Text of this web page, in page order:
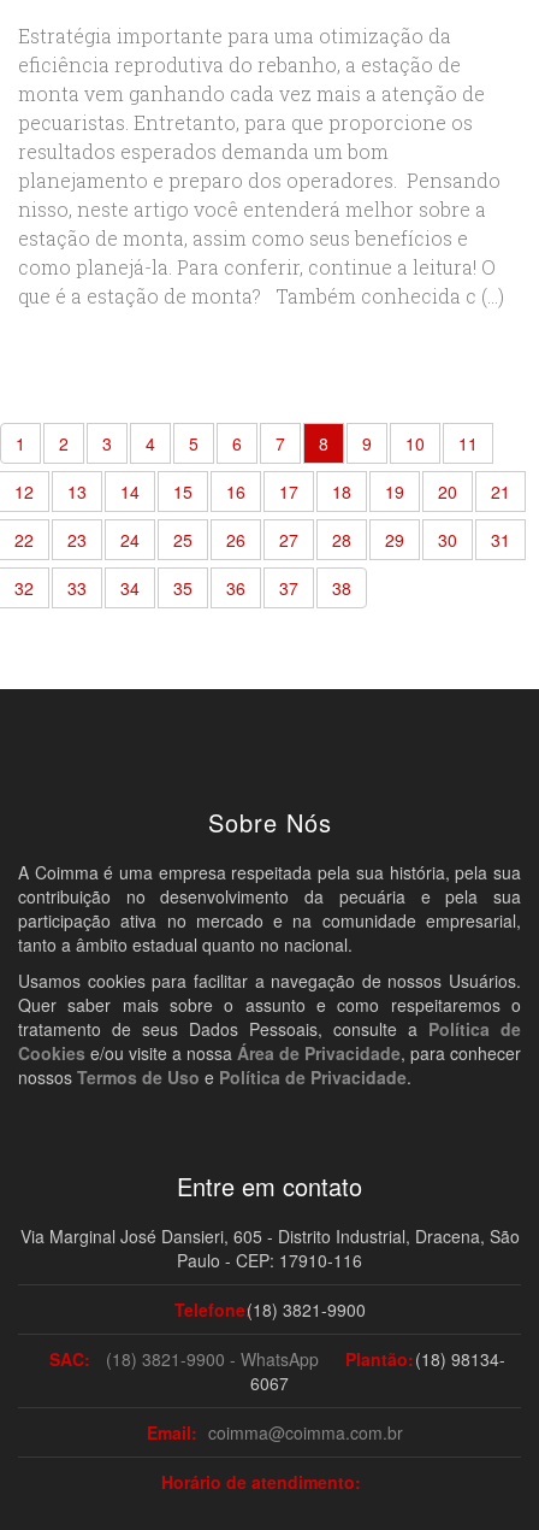
Estratégia importante para uma otimização da
eficiência reprodutiva do rebanho, a estação de
monta vem ganhando cada vez mais a atenção de
pecuaristas. Entretanto, para que proporcione os
resultados esperados demanda um bom
planejamento e preparo dos operadores. Pensando
nisso, neste artigo você entenderá melhor sobre a
estação de monta, assim como seus benefícios e
como planejá-la. Para conferir, continue a leitura! O
que é a estação de monta? Também conhecida c (...)
1 2 3 4 5 6 7 8 9 10
11
12
13 14 15 16 17 18 19 20
21
22
23 24 25 26 27 28 29 30
31
32
33 34 35 36 37 38
Sobre Nós
A Coimma é uma empresa respeitada pela sua história, pela sua
contribuição no desenvolvimento da pecuária e pela sua
participação ativa no mercado e na comunidade empresarial,
tanto a âmbito estadual quanto no nacional.
Usamos cookies para facilitar a navegação de nossos Usuários.
Quer saber mais sobre o assunto e como respeitaremos o
tratamento de seus Dados Pessoais, consulte a Política de
Cookies e/ou visite a nossa Área de Privacidade, para conhecer
nossos Termos de Uso e Política de Privacidade.
Entre em contato
Via Marginal José Dansieri, 605 - Distrito Industrial, Dracena, São
Paulo - CEP: 17910-116
Telefone:(18) 3821-9900
SAC: (18) 3821-9900 - WhatsApp Plantão:(18) 98134-
6067
Email: coimma@coimma.com.br
Horário de atendimento: